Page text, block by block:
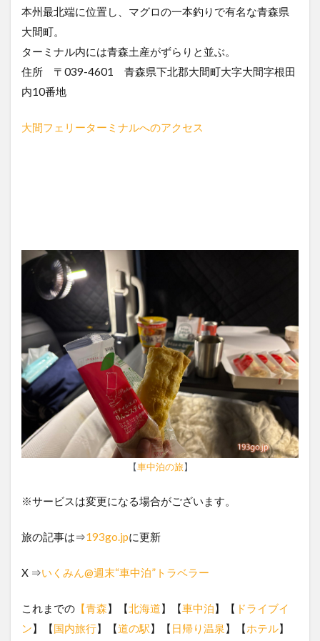
本州最北端に位置し、マグロの一本釣りで有名な青森県
大間町。
ターミナル内には青森土産がずらりと並ぶ。
住所 〒039-4601 青森県下北郡大間町大字大間字根田
内10番地
大間フェリーターミナルへのアクセス
【車中泊の旅】
※サービスは変更になる場合がございます。
旅の記事は⇒193go.jpに更新
X ⇒いくみん@週末“車中泊”トラベラー
これまでの 【青森】【北海道】【車中泊】【 ドライブイ
ン】【国内旅行】【道の駅】【 日帰り温泉 】【ホテル】